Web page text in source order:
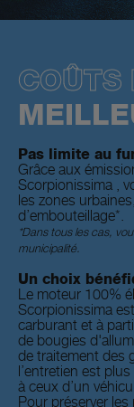
COÛTS
Pas limite au
Grâce aux
Scorpionissima ,
les zones
d’embouteillage*.
*Dans tous les cas,
municipalité.
Un choix
Le moteur 100%
Scorpionissima
carburant et à
de bougies
de traitement des
l’entretien est
à ceux d’un
Pour préserver